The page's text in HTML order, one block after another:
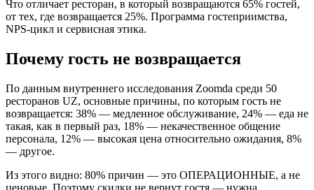
Что отличает ресторан, в который возвращаются 65% гостей,
от тех, где возвращается 25%. Программа гостеприимства,
NPS-цикл и сервисная этика.
Почему гость не возвращается
По данным внутреннего исследования Zoomda среди 50
ресторанов UZ, основные причины, по которым гость не
возвращается: 38% — медленное обслуживание, 24% — еда не
такая, как в первый раз, 18% — некачественное общение
персонала, 12% — высокая цена относительно ожидания, 8%
— другое.
Из этого видно: 80% причин — это ОПЕРАЦИОННЫЕ, а не